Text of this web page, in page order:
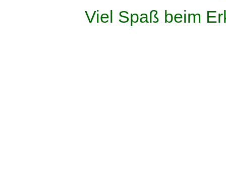
Viel Spaß beim